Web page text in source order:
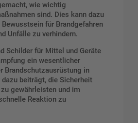
wie wichtig
sind. Dies kann dazu
Bewusstsein für Brandgefahren
Unfälle zu verhindern.
Schilder für Mittel und Geräte
ein wesentlicher
Brandschutzausrüstung in
dazu beiträgt, die Sicherheit
gewährleisten und im
Reaktion zu